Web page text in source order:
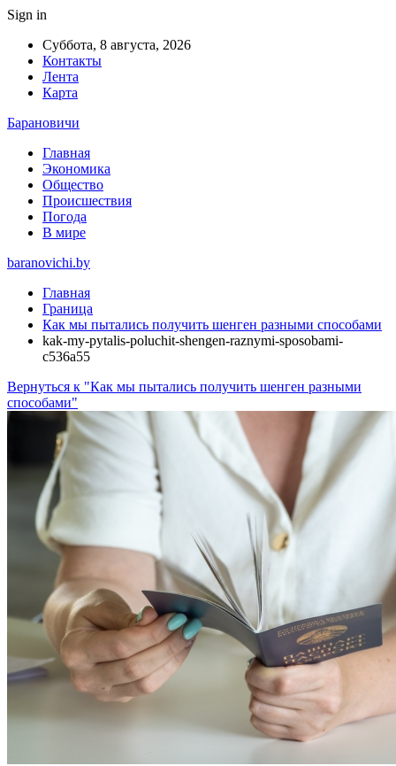
Sign in
Суббота, 8 августа, 2026
Контакты
Лента
Карта
Барановичи
Главная
Экономика
Общество
Происшествия
Погода
В мире
baranovichi.by
Главная
Граница
Как мы пытались получить шенген разными способами
kak-my-pytalis-poluchit-shengen-raznymi-sposobami-
c536a55
Вернуться к "Как мы пытались получить шенген разными
способами"